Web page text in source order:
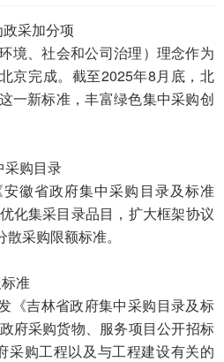
采加分项
境、社会和公司治理）理念作为
京完成。截至2025年8月底，北
一新标准，丰富绿色集中采购创
采购目录
徽省政府集中采购目录及标准
化集采目录品目，扩大框架协议
采购限额标准。
准
《吉林省政府集中采购目录及标
府采购货物、服务项目公开招标
采购工程以及与工程建设有关的